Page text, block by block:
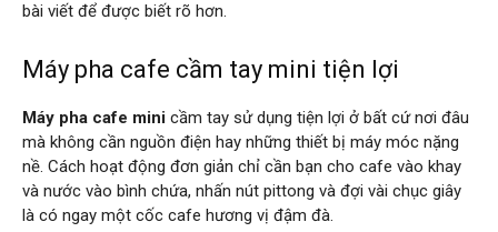
bài viết để được biết rõ hơn.
Máy pha cafe cầm tay mini tiện lợi
Máy pha cafe mini cầm tay sử dụng tiện lợi ở bất cứ nơi đâu
mà không cần nguồn điện hay những thiết bị máy móc nặng
nề. Cách hoạt động đơn giản chỉ cần bạn cho cafe vào khay
và nước vào bình chứa, nhấn nút pittong và đợi vài chục giây
là có ngay một cốc cafe hương vị đậm đà.